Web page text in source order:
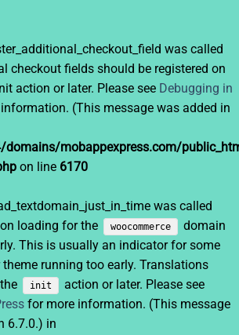
was called
checkout fields should be registered on
action or later. Please see Debugging in
(This message was added in
mobappexpress.com/
on line 6170
was called
loading for the woocommerce
domain
This is usually an indicator for some
running too early. Translations
init
action or later. Please see
for more information. (This message
6.7.0.) in